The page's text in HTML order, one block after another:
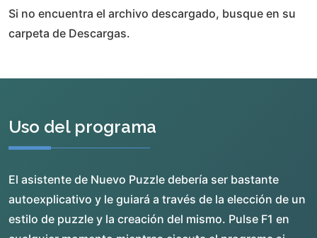
Si no encuentra el archivo descargado, busque en su
carpeta de Descargas.
Uso del programa
El asistente de Nuevo Puzzle debería ser bastante
autoexplicativo y le guiará a través de la elección de un
estilo de puzzle y la creación del mismo. Pulse F1 en